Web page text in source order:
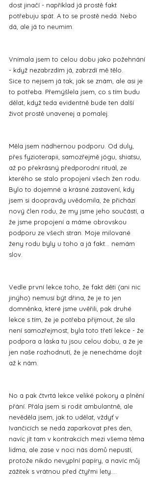
dost jinačí - například já prostě fakt
potřebuju spát. A to se prostě nedá. Nebo
dá, ale já to neumim.
Vnímala jsem to celou dobu jako požehnání
- když nezabrzdím já, zabrzdí mě tělo.
Sice to nejsem já tak, jak se znám, ale asi je
to potřeba. Přemýšlela jsem, co s tím budu
dělat, když teda evidentně bude ten další
život prostě unavenej a pomalej.
Měla jsem nádhernou podporu. Od duly,
přes fyzioterapii, samozřejmě jógu, shiatsu,
až po překrásný předporodní rituál, ze
kterého se stalo propojení všech žen rodu.
Bylo to dojemné a krásné zastavení, kdy
jsem si doopravdy uvědomila, že přichází
nový člen rodu, že my jsme jeho součástí, a
že jsme propojení a máme obrovskou
podporu ze všech stran. Moje milované
ženy rodu byly u toho a já fakt... nemám
slov.
Vedle první lekce toho, že fakt děti (ani nic
jinýho) nemusí být dřina, že je to jen
domněnka, které jsme uvěřili, pak druhé
lekce s tím, že je potřeba přijmout, že síla
není samozřejmost, byla toto třetí lekce - že
podpora a láska tu jsou celou dobu, a že je
jen naše rozhodnutí, že je nenecháme dojít
až k nám.
No a pak čtvrtá lekce veliké pokory a plnění
přání. Přála jsem si rodit ambulantně, ale
nevěděla jsem, jak to udělat, vždyť v
Ivančicích se nedá zaparkovat přes den,
navíc jít tam v kontrakcích mezi všema těma
lidma, ale zase v noci nás domů nepustí,
protože nikdo nevyplní papíry, a navíc můj
zážitek s vrátnou před čtyřmi lety....